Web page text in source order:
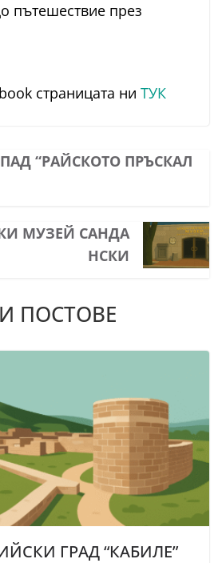
пътешествие през
страницата ни ТУК
“РАЙСКОТО ПРЪСКАЛ
МУЗЕЙ САНДА
НСКИ
ПОСТОВЕ
ГРАД “КАБИЛЕ”